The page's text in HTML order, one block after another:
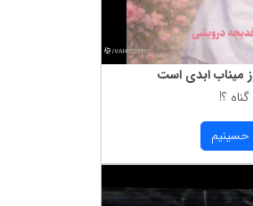
میناب ابدی است
؟!
حسینیم